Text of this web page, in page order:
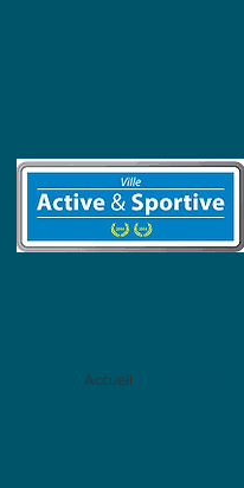
Accueil